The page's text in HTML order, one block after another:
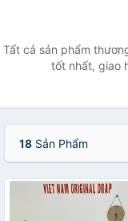
Tất cả sản phẩm
tốt nhất, giao
18 Sản Phẩm